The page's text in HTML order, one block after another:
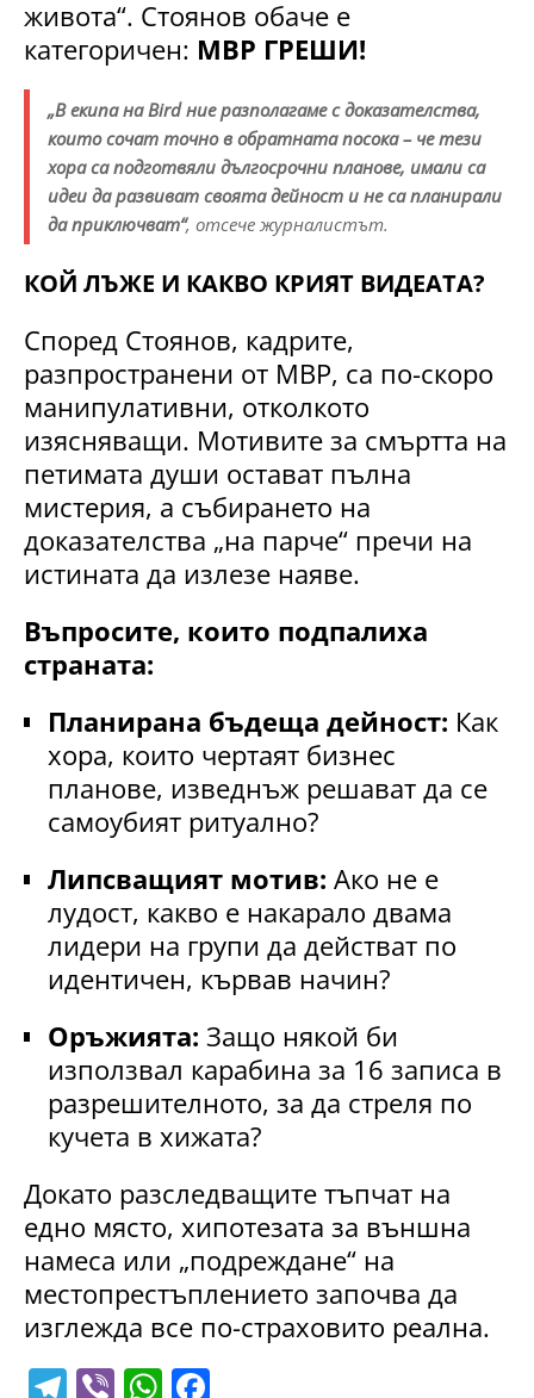
живота“. Стоянов обаче е
категоричен: МВР ГРЕШИ!
„В екипа на Bird ние разполагаме с доказателства,
които сочат точно в обратната посока – че тези
хора са подготвяли дългосрочни планове, имали са
идеи да развиват своята дейност и не са планирали
да приключват“, отсече журналистът.
КОЙ ЛЪЖЕ И КАКВО КРИЯТ ВИДЕАТА?
Според Стоянов, кадрите,
разпространени от МВР, са по-скоро
манипулативни, отколкото
изясняващи. Мотивите за смъртта на
петимата души остават пълна
мистерия, а събирането на
доказателства „на парче“ пречи на
истината да излезе наяве.
Въпросите, които подпалиха
страната:
Планирана бъдеща дейност: Как
хора, които чертаят бизнес
планове, изведнъж решават да се
самоубият ритуално?
Липсващият мотив: Ако не е
лудост, какво е накарало двама
лидери на групи да действат по
идентичен, кървав начин?
Оръжията: Защо някой би
използвал карабина за 16 записа в
разрешителното, за да стреля по
кучета в хижата?
Докато разследващите тъпчат на
едно място, хипотезата за външна
намеса или „подреждане“ на
местопрестъплението започва да
изглежда все по-страховито реална.
T Vi W